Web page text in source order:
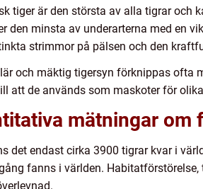
tiger är den största av alla tigrar och
den minsta av underarterna med en
strimmor på pälsen och den
och mäktig tigersyn förknippas ofta
att de används som maskoter för
mätningar om
det endast cirka 3900 tigrar kvar i
fanns i världen.